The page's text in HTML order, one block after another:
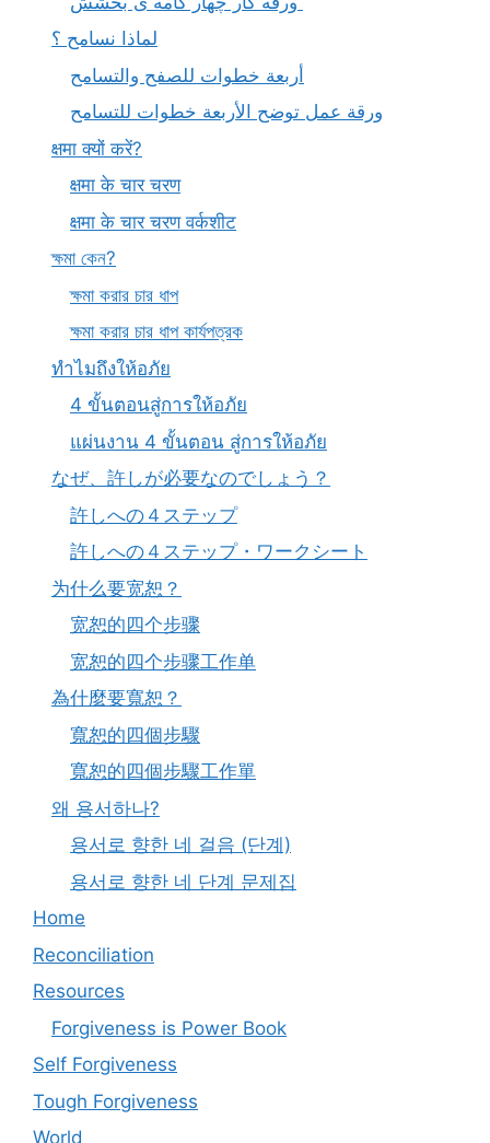
لماذا نسامح ؟
أربعة خطوات للصفح والتسامح
ورقة عمل توضح الأربعة خطوات للتسامح
क्षमा क्यों करें?
क्षमा के चार चरण
क्षमा के चार चरण वर्कशीट
ক্ষমা কেন?
ক্ষমা করার চার ধাপ
ক্ষমা করার চার ধাপ কার্যপত্রক
ทำไมถึงให้อภัย
4 ขั้นตอนสู่การให้อภัย
แผ่นงาน 4 ขั้นตอน สู่การให้อภัย
なぜ、許しが必要なのでしょう？
許しへの４ステップ
許しへの４ステップ・ワークシート
为什么要宽恕？
宽恕的四个步骤
宽恕的四个步骤工作单
為什麼要寬恕？
寬恕的四個步驟
寬恕的四個步驟工作單
왜 용서하나?
용서로 향한 네 걸음 (단계)
용서로 향한 네 단계 문제집
Home
Reconciliation
Resources
Forgiveness is Power Book
Self Forgiveness
Tough Forgiveness
World